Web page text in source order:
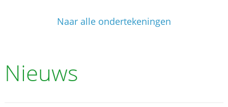
Naar alle ondertekeningen
Nieuws